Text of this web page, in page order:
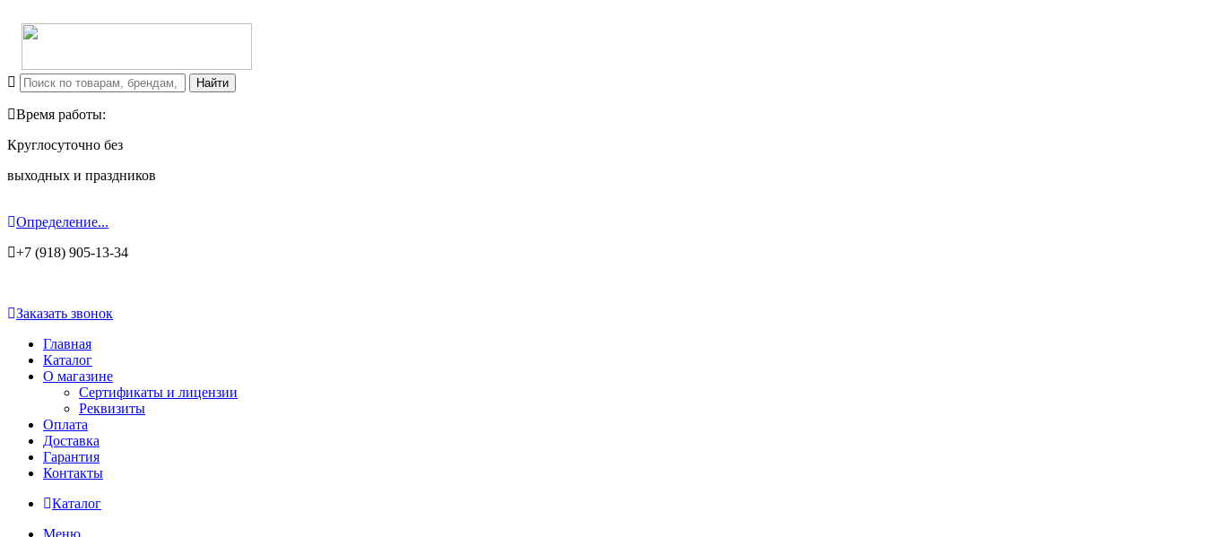
Время работы:
Круглосуточно без
выходных и праздников
Определение...
+7 (918) 905-13-34
Заказать звонок
Главная
Каталог
О магазине
Сертификаты и лицензии
Реквизиты
Оплата
Доставка
Гарантия
Контакты
Каталог
Меню